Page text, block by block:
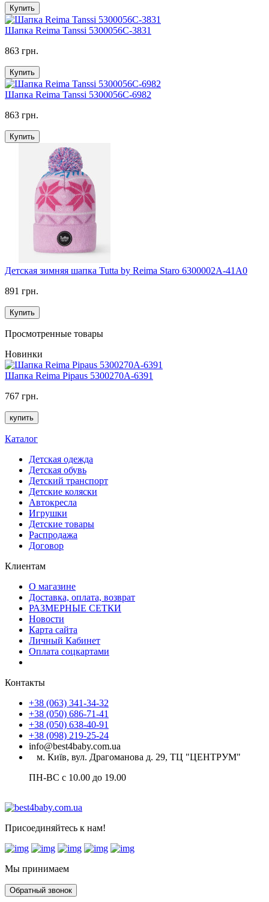
Купить
Шапка Reima Tanssi 5300056C-3831
863 грн.
Купить
Шапка Reima Tanssi 5300056C-6982
863 грн.
Купить
Детская зимняя шапка Tutta by Reima Staro 6300002A-41A0
891 грн.
Купить
Просмотренные товары
Новинки
Шапка Reima Pipaus 5300270A-6391
767 грн.
купить
Каталог
Детская одежда
Детская обувь
Детский транспорт
Детские коляски
Автокресла
Игрушки
Детские товары
Распродажа
Договор
Клиентам
О магазине
Доставка, оплата, возврат
РАЗМЕРНЫЕ СЕТКИ
Новости
Карта сайта
Личный Кабинет
Оплата соцкартами
Контакты
+38 (063) 341-34-32
+38 (050) 686-71-41
+38 (050) 638-40-91
+38 (098) 219-25-24
info@best4baby.com.ua
м. Київ, вул. Драгоманова д. 29, ТЦ "ЦЕНТРУМ"
ПН-ВС с 10.00 до 19.00
Присоединяйтесь к нам!
Мы принимаем
Обратный звонок